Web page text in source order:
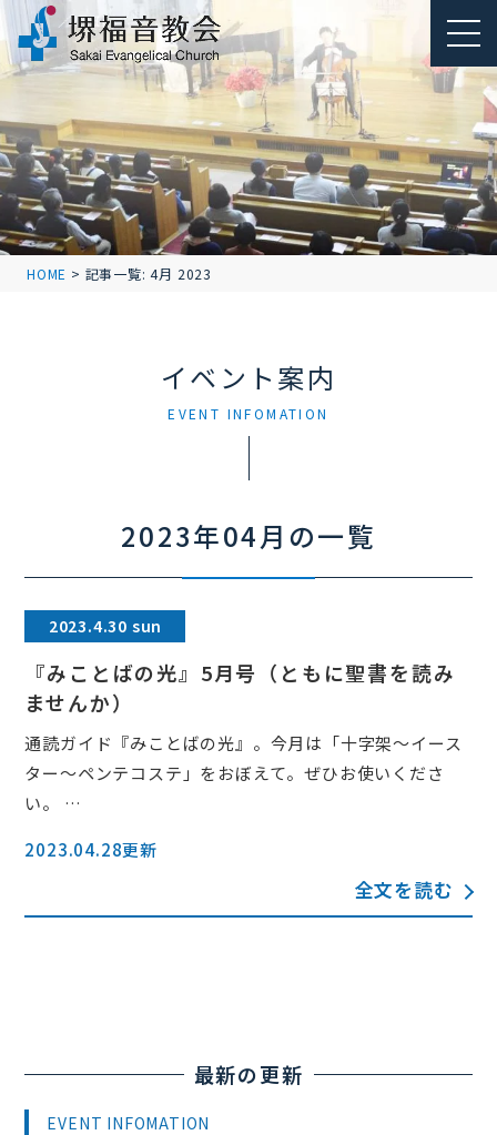
HOME > 記事一覧: 4月 2023
イベント案内
EVENT INFOMATION
2023年04月の一覧
2023.4.30 sun
『みことばの光』5月号（ともに聖書を読み
ませんか）
通読ガイド『みことばの光』。今月は「十字架～イース
ター〜ペンテコステ」をおぼえて。ぜひお使いくださ
い。 …
2023.04.28更新
全文を読む
最新の更新
EVENT INFOMATION